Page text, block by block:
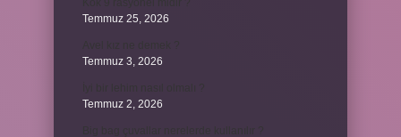
Temmuz 25, 2026
Temmuz 3, 2026
Temmuz 2, 2026